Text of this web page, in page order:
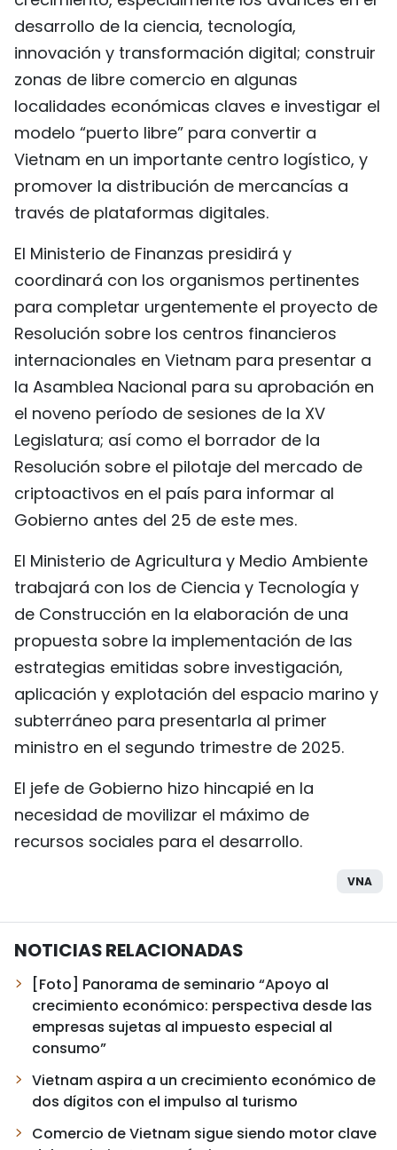
desarrollo de la ciencia, tecnología,
innovación y transformación digital; construir
zonas de libre comercio en algunas
localidades económicas claves e investigar el
modelo “puerto libre” para convertir a
Vietnam en un importante centro logístico, y
promover la distribución de mercancías a
través de plataformas digitales.
El Ministerio de Finanzas presidirá y
coordinará con los organismos pertinentes
para completar urgentemente el proyecto de
Resolución sobre los centros financieros
internacionales en Vietnam para presentar a
la Asamblea Nacional para su aprobación en
el noveno período de sesiones de la XV
Legislatura; así como el borrador de la
Resolución sobre el pilotaje del mercado de
criptoactivos en el país para informar al
Gobierno antes del 25 de este mes.
El Ministerio de Agricultura y Medio Ambiente
trabajará con los de Ciencia y Tecnología y
de Construcción en la elaboración de una
propuesta sobre la implementación de las
estrategias emitidas sobre investigación,
aplicación y explotación del espacio marino y
subterráneo para presentarla al primer
ministro en el segundo trimestre de 2025.
El jefe de Gobierno hizo hincapié en la
necesidad de movilizar el máximo de
recursos sociales para el desarrollo.
VNA
NOTICIAS RELACIONADAS
[Foto] Panorama de seminario “Apoyo al
crecimiento económico: perspectiva desde las
empresas sujetas al impuesto especial al
consumo”
Vietnam aspira a un crecimiento económico de
dos dígitos con el impulso al turismo
Comercio de Vietnam sigue siendo motor clave